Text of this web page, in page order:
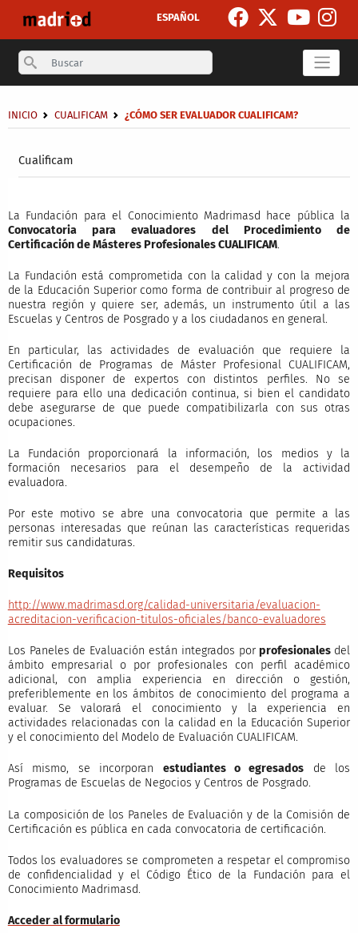
ESPAÑOL
Search
Cualificam
Breadcrumb
INICIO CUALIFICAM ¿CÓMO SER EVALUADOR CUALIFICAM?
La Fundación para el Conocimiento Madrimasd hace pública la
Convocatoria para evaluadores del Procedimiento de
Certificación de Másteres Profesionales CUALIFICAM.
La Fundación está comprometida con la calidad y con la mejora
de la Educación Superior como forma de contribuir al progreso de
nuestra región y quiere ser, además, un instrumento útil a las
Escuelas y Centros de Posgrado y a los ciudadanos en general.
En particular, las actividades de evaluación que requiere la
Certificación de Programas de Máster Profesional CUALIFICAM,
precisan disponer de expertos con distintos perfiles. No se
requiere para ello una dedicación continua, si bien el candidato
debe asegurarse de que puede compatibilizarla con sus otras
ocupaciones.
La Fundación proporcionará la información, los medios y la
formación necesarios para el desempeño de la actividad
evaluadora.
Por este motivo se abre una convocatoria que permite a las
personas interesadas que reúnan las características requeridas
remitir sus candidaturas.
Requisitos
http://www.madrimasd.org/calidad-universitaria/evaluacion-
acreditacion-verificacion-titulos-oficiales/banco-evaluadores
Los Paneles de Evaluación están integrados porprofesionales del
ámbito empresarial o por profesionales con perfil académico
adicional, con amplia experiencia en dirección o gestión,
preferiblemente en los ámbitos de conocimiento del programa a
evaluar. Se valorará el conocimiento y la experiencia en
actividades relacionadas con la calidad en la Educación Superior
y el conocimiento del Modelo de Evaluación CUALIFICAM.
Así mismo, se incorporan estudiantes o egresados de los
Programas de Escuelas de Negocios y Centros de Posgrado.
La composición de los Paneles de Evaluación y de la Comisión de
Certificación es pública en cada convocatoria de certificación.
Todos los evaluadores se comprometen a respetar el compromiso
de confidencialidad y el Código Ético de la Fundación para el
Conocimiento Madrimasd.
Acceder al formulario